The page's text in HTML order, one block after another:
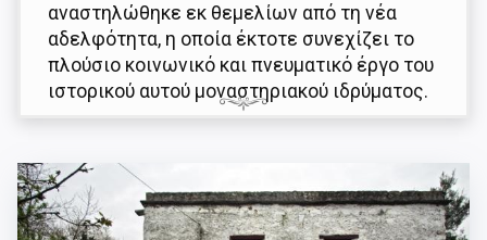
αναστηλώθηκε εκ θεμελίων από τη νέα
αδελφότητα, η οποία έκτοτε συνεχίζει το
πλούσιο κοινωνικό και πνευματικό έργο του
ιστορικού αυτού μοναστηριακού ιδρύματος.